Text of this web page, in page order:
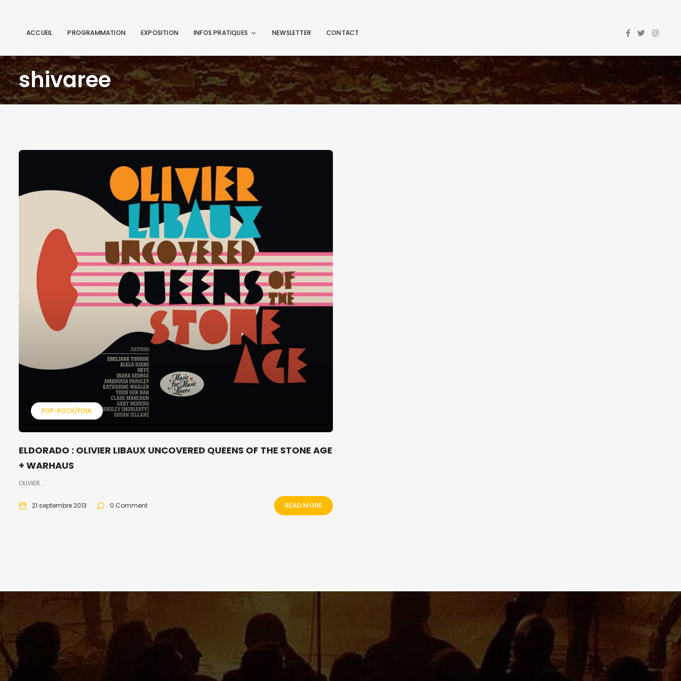
ACCUEIL PROGRAMMATION EXPOSITION INFOS PRATIQUES NEWSLETTER CONTACT
shivaree
POP-ROCK/FOLK
ELDORADO : OLIVIER LIBAUX UNCOVERED QUEENS OF THE STONE AGE
+ WARHAUS
OLIVIER...
21 septembre 2013 0 Comment READ MORE